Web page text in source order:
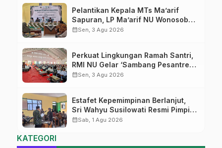
Pelantikan Kepala MTs Ma’arif
Sapuran, LP Ma’arif NU Wonosobo
Tekankan Lima Amanah
calendar_monthSen, 3 Agu 2026
Perkuat Lingkungan Ramah Santri,
RMI NU Gelar ‘Sambang Pesantren’
di Pati
calendar_monthSen, 3 Agu 2026
Estafet Kepemimpinan Berlanjut,
Sri Wahyu Susilowati Resmi Pimpin
MTs Ma’arif Sapuran
calendar_monthSab, 1 Agu 2026
KATEGORI